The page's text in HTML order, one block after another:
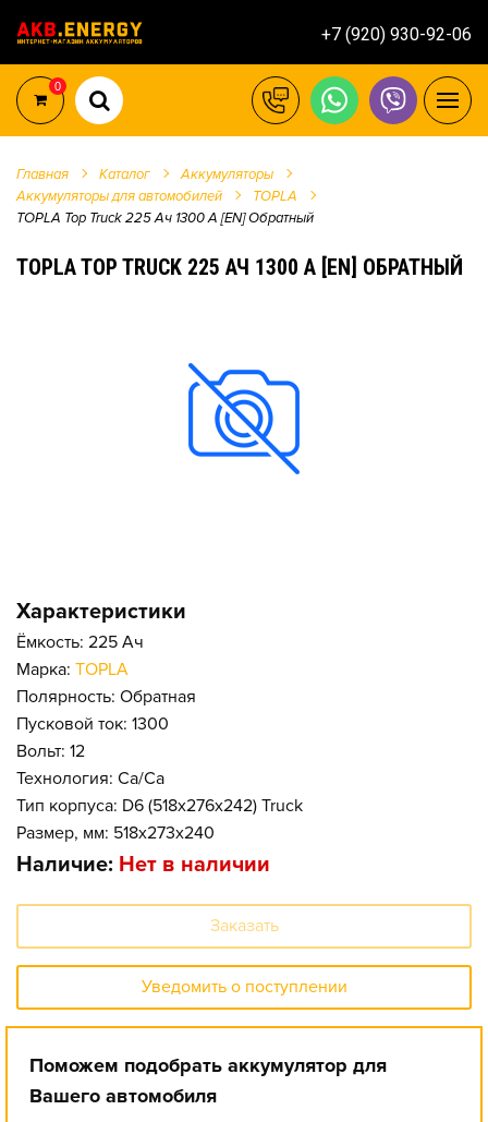
+7 (920) 930-92-06
0
Главная Каталог
Аккумуляторы
Аккумуляторы для автомобилей
TOPLA
TOPLA Top Truck 225 Ач 1300 А [EN] Обратный
TOPLA TOP TRUCK 225 АЧ 1300 А [EN] ОБРАТНЫЙ
Характеристики
Ёмкость: 225 Ач
Марка: TOPLA
Полярность: Обратная
Пусковой ток: 1300
Вольт: 12
Технология: Ca/Ca
Тип корпуса: D6 (518x276x242) Truck
Размер, мм: 518x273x240
Наличие: Нет в наличии
Заказать
Уведомить о поступлении
Поможем подобрать аккумулятор для
Вашего автомобиля